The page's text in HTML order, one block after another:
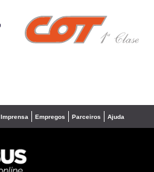
Imprensa Empregos Parceiros Ajuda